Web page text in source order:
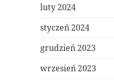
luty 2024
styczeń 2024
grudzień 2023
wrzesień 2023